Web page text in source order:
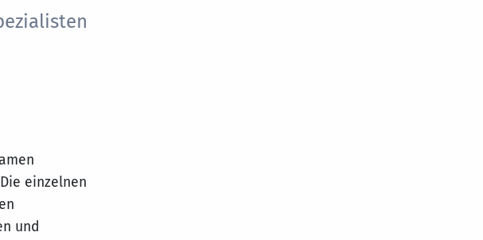
einzelnen
und